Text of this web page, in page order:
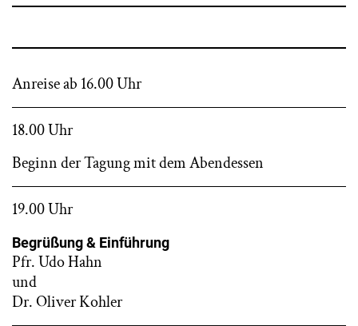
Anreise ab 16.00 Uhr
18.00 Uhr
Beginn der Tagung mit dem Abendessen
19.00 Uhr
Begrüßung & Einführung
Pfr. Udo Hahn
und
Dr. Oliver Kohler